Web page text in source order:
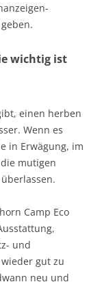
wichtig ist
einen herben
Wenn es
in Erwägung, im
mutigen
Camp Eco
und
gut zu
neu und